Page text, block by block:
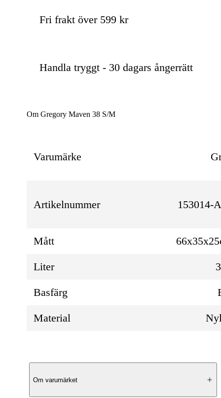
Fri frakt över 599 kr
Handla tryggt - 30 dagars ångerrätt
Om Gregory Maven 38 S/M
Varumärke
Artikelnummer 153014-
Mått
Liter
Basfärg
Material
Produktbeskrivning
Om varumärket